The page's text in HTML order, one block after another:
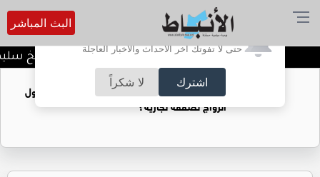
أترغب في تفعيل الإشعارات؟
حتى لا تفوتك آخر الأحداث والأخبار العاجلة
اشترك لا شكراً
البث المباشر
د. منذر جرادات يهنىء الشيخ
فتيات يستغللنه لتحقيق مكاسب مادية.. هل تحول
الزواج لصفقة تجارية؟